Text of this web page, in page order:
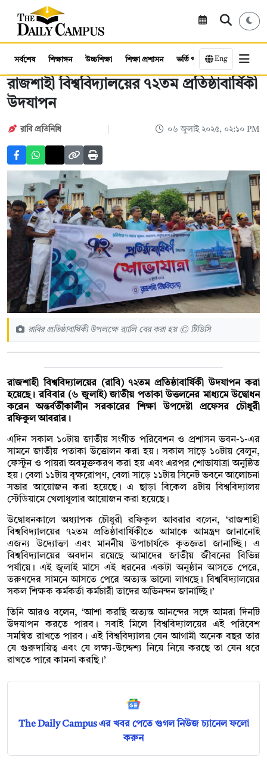
সর্বশেষ শিক্ষাঙ্গন উচ্চশিক্ষা শিক্ষা প্রশাসন ভর্তি পরীক্ষা কর্মসংস্থান
Eng
রাজশাহী বিশ্ববিদ্যালয়ের ৭২তম প্রতিষ্ঠাবার্ষিকী
উদযাপন
রাবি প্রতিনিধি ০৬ জুলাই ২০২৫, ০২:১০ PM
রাবির প্রতিষ্ঠাবার্ষিকী উপলক্ষে র‌্যালি বের করা হয় © টিডিসি
রাজশাহী বিশ্ববিদ্যালয়ের (রাবি) ৭২তম প্রতিষ্ঠাবার্ষিকী উদযাপন করা
হয়েছে। রবিবার (৬ জুলাই) জাতীয় পতাকা উত্তলনের মাধ্যমে উদ্বোধন
করেন অন্তর্বর্তীকালীন সরকারের শিক্ষা উপদেষ্টা প্রফেসর চৌধুরী
রফিকুল আবরার।
এদিন সকাল ১০টায় জাতীয় সংগীত পরিবেশন ও প্রশাসন ভবন-১-এর
সামনে জাতীয় পতাকা উত্তোলন করা হয়। সকাল সাড়ে ১০টায় বেলুন,
ফেস্টুন ও পায়রা অবমুক্তকরণ করা হয় এবং এরপর শোভাযাত্রা অনুষ্ঠিত
হয়। বেলা ১১টায় বৃক্ষরোপণ, বেলা সাড়ে ১১টায় সিনেট ভবনে আলোচনা
সভার আয়োজন করা হয়েছে। এ ছাড়া বিকেল ৪টায় বিশ্ববিদ্যালয়
স্টেডিয়ামে খেলাধুলার আয়োজন করা হয়েছে।
উদ্বোধনকালে অধ্যাপক চৌধুরী রফিকুল আবরার বলেন, ‘রাজশাহী
বিশ্ববিদ্যালয়ের ৭২তম প্রতিষ্ঠাবার্ষিকীতে আমাকে আমন্ত্রণ জানানোই
এজন্য উদ্যোক্তা এবং মাননীয় উপাচার্যকে কৃতজ্ঞতা জানাচ্ছি। এ
বিশ্ববিদ্যালয়ের অবদান রয়েছে আমাদের জাতীয় জীবনের বিভিন্ন
পর্যায়ে। এই জুলাই মাসে এই ধরনের একটা অনুষ্ঠান আসতে পেরে,
তরুণদের সামনে আসতে পেরে অত্যন্ত ভালো লাগছে। বিশ্ববিদ্যালয়ের
সকল শিক্ষক কর্মকর্তা কর্মচারী তাদের অভিনন্দন জানাচ্ছি।’
তিনি আরও বলেন, ‘আশা করছি অত্যন্ত আনন্দের সঙ্গে আমরা দিনটি
উদযাপন করতে পারব। সবাই মিলে বিশ্ববিদ্যালয়ের এই পরিবেশ
সমন্বিত রাখতে পারব। এই বিশ্ববিদ্যালয় যেন আগামী অনেক বছর তার
যে গুরুদায়িত্ব এবং যে লক্ষ্য-উদ্দেশ্য নিয়ে নিয়ে করছে তা যেন ধরে
রাখতে পারে কামনা করছি।’
The Daily Campus এর খবর পেতে গুগল নিউজ চ্যানেল ফলো
করুন